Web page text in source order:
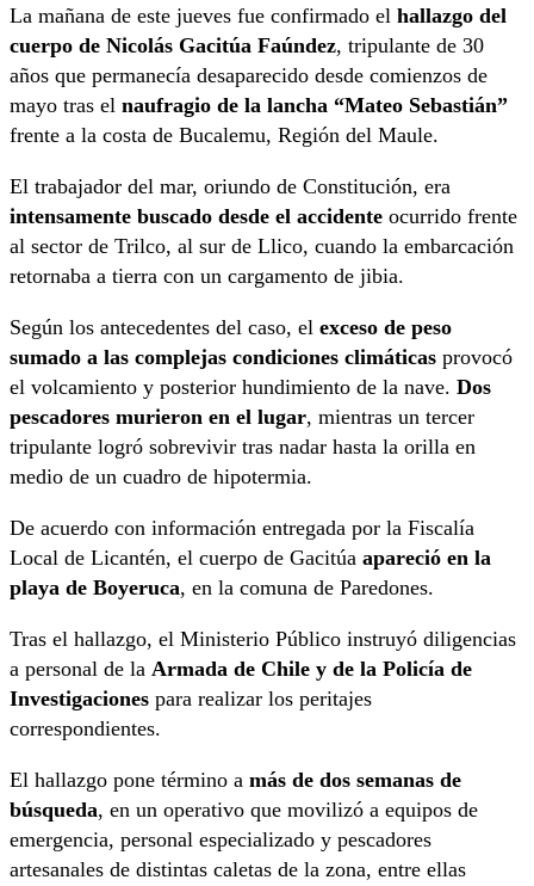
La mañana de este jueves fue confirmado el hallazgo del
cuerpo de Nicolás Gacitúa Faúndez, tripulante de 30
años que permanecía desaparecido desde comienzos de
mayo tras el naufragio de la lancha “Mateo Sebastián”
frente a la costa de Bucalemu, Región del Maule.
El trabajador del mar, oriundo de Constitución, era
intensamente buscado desde el accidente ocurrido frente
al sector de Trilco, al sur de Llico, cuando la embarcación
retornaba a tierra con un cargamento de jibia.
Según los antecedentes del caso, el exceso de peso
sumado a las complejas condiciones climáticas provocó
el volcamiento y posterior hundimiento de la nave. Dos
pescadores murieron en el lugar, mientras un tercer
tripulante logró sobrevivir tras nadar hasta la orilla en
medio de un cuadro de hipotermia.
De acuerdo con información entregada por la Fiscalía
Local de Licantén, el cuerpo de Gacitúa apareció en la
playa de Boyeruca, en la comuna de Paredones.
Tras el hallazgo, el Ministerio Público instruyó diligencias
a personal de la Armada de Chile y de la Policía de
Investigaciones para realizar los peritajes
correspondientes.
El hallazgo pone término a más de dos semanas de
búsqueda, en un operativo que movilizó a equipos de
emergencia, personal especializado y pescadores
artesanales de distintas caletas de la zona, entre ellas